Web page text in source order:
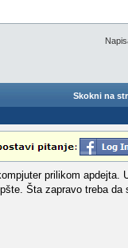
Skokni na
prilikom apdejta.
Šta zapravo treba da